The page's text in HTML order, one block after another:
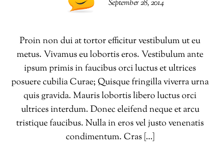
September 28, 2014
Proin non dui at tortor efficitur vestibulum ut eu
metus. Vivamus eu lobortis eros. Vestibulum ante
ipsum primis in faucibus orci luctus et ultrices
posuere cubilia Curae; Quisque fringilla viverra urna
quis gravida. Mauris lobortis libero luctus orci
ultrices interdum. Donec eleifend neque et arcu
tristique faucibus. Nulla in eros vel justo venenatis
condimentum. Cras […]